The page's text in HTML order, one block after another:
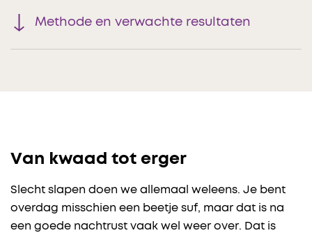
Methode en verwachte resultaten
Van kwaad tot erger
Slecht slapen doen we allemaal weleens. Je bent
overdag misschien een beetje suf, maar dat is na
een goede nachtrust vaak wel weer over. Dat is